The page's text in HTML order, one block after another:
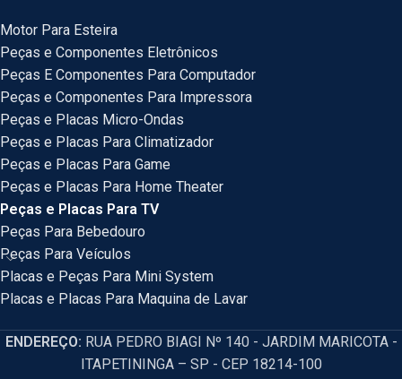
Motor Para Esteira
Peças e Componentes Eletrônicos
Peças E Componentes Para Computador
Peças e Componentes Para Impressora
Peças e Placas Micro-Ondas
Peças e Placas Para Climatizador
Peças e Placas Para Game
Peças e Placas Para Home Theater
Peças e Placas Para TV
Peças Para Bebedouro
Peças Para Veículos
Placas e Peças Para Mini System
Placas e Placas Para Maquina de Lavar
ENDEREÇO: RUA PEDRO BIAGI Nº 140 - JARDIM MARICOTA -
ITAPETININGA – SP - CEP 18214-100